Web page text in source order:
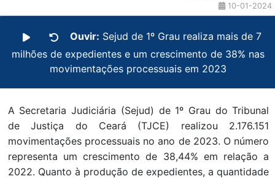
10-01-2024
Ouvir: Sejud de 1º Grau realiza mais de 7
milhões de expedientes e um crescimento de 38% nas
movimentações processuais em 2023
A Secretaria Judiciária (Sejud) de 1º Grau do Tribunal
de Justiça do Ceará (TJCE) realizou 2.176.151
movimentações processuais no ano de 2023. O número
representa um crescimento de 38,44% em relação a
2022. Quanto à produção de expedientes, a quantidade